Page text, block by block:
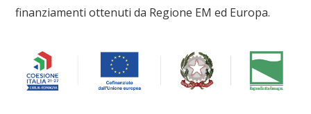
finanziamenti ottenuti da Regione EM ed Europa.